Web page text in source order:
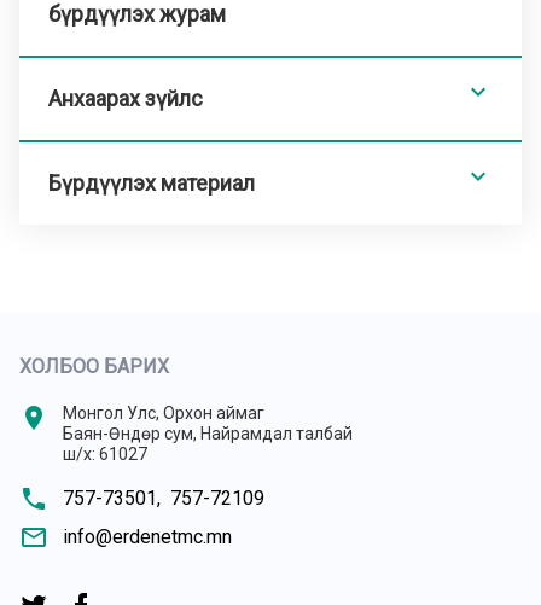
бүрдүүлэх журам
Анхаарах зүйлс expand_less
Бүрдүүлэх материал expand_less
ХОЛБОО БАРИХ
location_on
Монгол Улс, Орхон аймаг
Баян-Өндөр сум, Найрамдал талбай
ш/х: 61027
phone 757-73501, 757-72109
mail_outline info@erdenetmc.mn